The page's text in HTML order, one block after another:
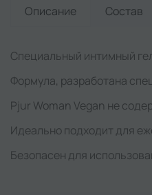
Описание Состав
Специальный интимный
Формула, разработана
Pjur Woman Vegan не
Идеально подходит для
Безопасен для